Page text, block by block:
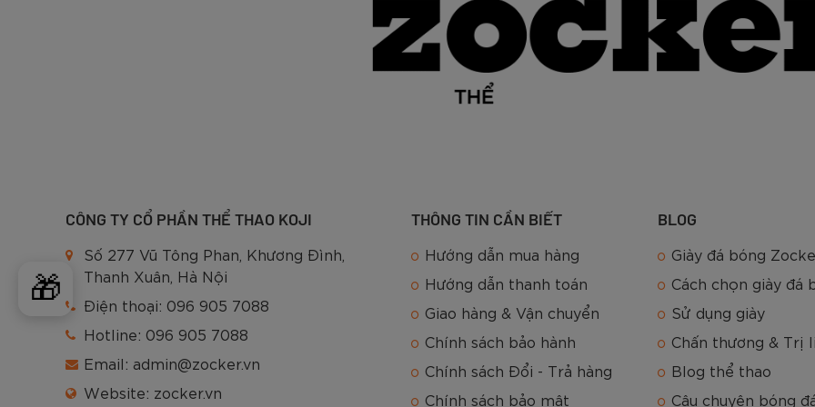
🎁
người thường có nhiều câu hỏi về thiết bị được sử dụng để chơi pickleball.
Trong bài viết dưới đây, Zocker Sport sẽ giúp các bạn hiểu thêm vềcác loại bóng pickleball Zocker.
và trọng lượng của bóng pickleball, tới sự khác biệt giữa bóng pickleball trong nhà - ngoài trời và tốc
So sánh các mẫu Bóng Pickleball chính hãng Zocker
CÔNG TY CỔ PHẦN THỂ THAO KOJI
Số 277 Vũ Tông Phan, Khương Đình,
Thanh Xuân, Hà Nội
Điện thoại: 096 905 7088
Hotline: 096 905 7088
Email: admin@zocker.vn
Website: zocker.vn
THÔNG TIN CẦN BIẾT
Hướng dẫn mua hàng
Hướng dẫn thanh toán
Giao hàng & Vận chuyển
Chính sách bảo hành
Chính sách Đổi - Trả hàng
Chính sách bảo mật
BLOG
Giày đá bóng
Cách chọn giày đá
Sử dụng giày
Chấn thương & Trị
Blog thể thao
Câu chuyện bóng